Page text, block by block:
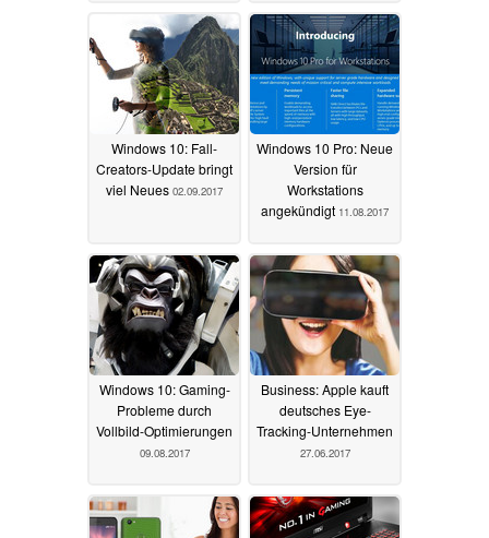
Windows 10: Fall-
Creators-Update bringt
viel Neues 02.09.2017
Windows 10 Pro: Neue
Version für
Workstations
angekündigt 11.08.2017
Windows 10: Gaming-
Probleme durch
Vollbild-Optimierungen
09.08.2017
Business: Apple kauft
deutsches Eye-
Tracking-Unternehmen
27.06.2017